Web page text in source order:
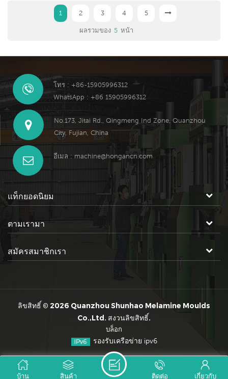
1 2 3 4 5
ผลรวมของ 5 หน้า
โทร : +86-15905996312
WhatsApp : +86 15905996312
No.173, Jitai Rd., Qingmeng Ind Zone, Quanzhou
City, Fujian, China
อีเมล : machine@hongancn.com
แท็กยอดนิยม
ตามเรามา
สมัครสมาชิกเรา
ลิขสิทธิ์ © 2026 Quanzhou Shunhao Melamine Moulds
Co.,Ltd. สงวนลิขสิทธิ์.
บล็อก
รองรับเครือข่าย ipv6
บ้าน สินค้า เกี่ยวกับ
ติดต่อ